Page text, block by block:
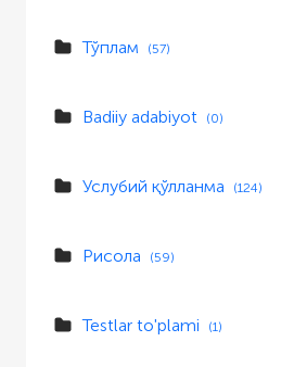
Тўплам (57)
Badiiy adabiyot (0)
Услубий қўлланма (124)
Рисола (59)
Testlar to'plami (1)